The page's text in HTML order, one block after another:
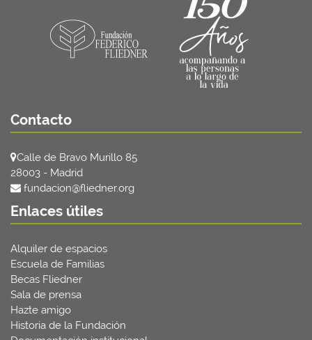
Contacto
Calle de Bravo Murillo 85
28003 - Madrid
fundacion@fliedner.org
Enlaces útiles
Alquiler de espacios
Escuela de Familias
Becas Fliedner
Sala de prensa
Hazte amigo
Historia de la Fundación